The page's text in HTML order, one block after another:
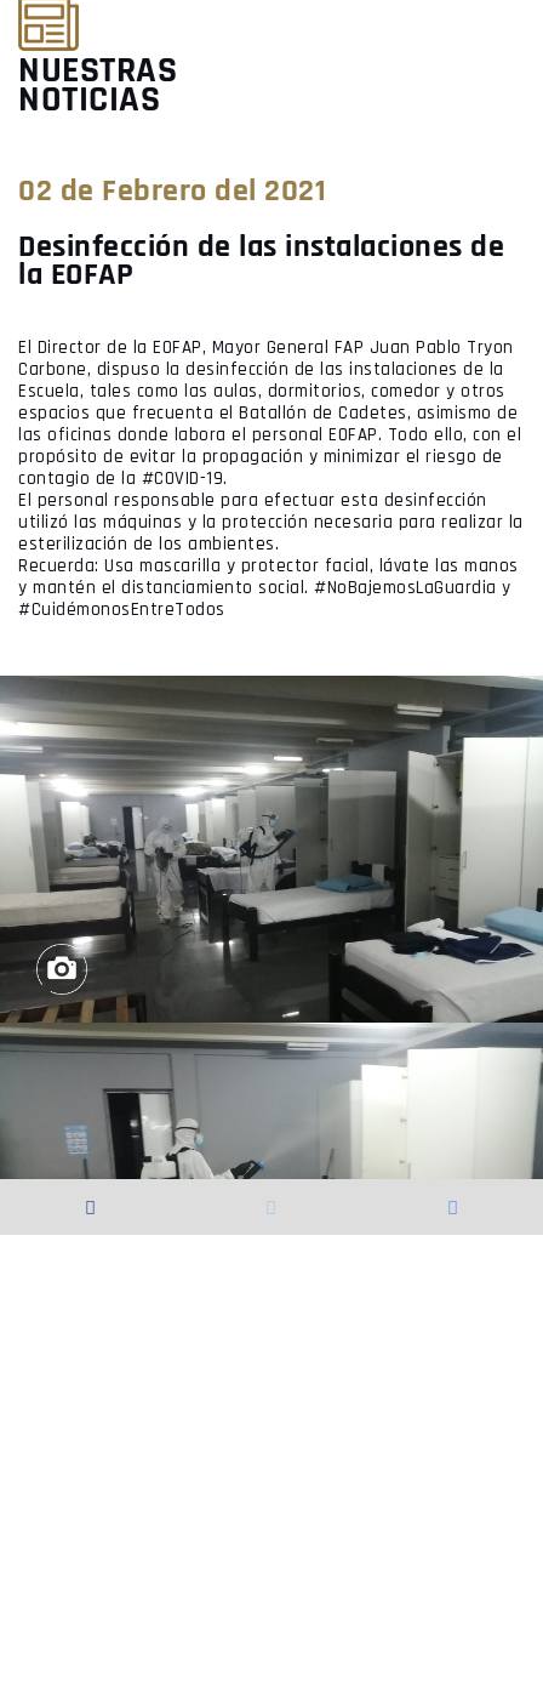
NUESTRAS
NOTICIAS
02 de Febrero del 2021
Desinfección de las instalaciones de
la EOFAP
El Director de la EOFAP, Mayor General FAP Juan Pablo Tryon
Carbone, dispuso la desinfección de las instalaciones de la
Escuela, tales como las aulas, dormitorios, comedor y otros
espacios que frecuenta el Batallón de Cadetes, asimismo de
las oficinas donde labora el personal EOFAP. Todo ello, con el
propósito de evitar la propagación y minimizar el riesgo de
contagio de la #COVID-19.
El personal responsable para efectuar esta desinfección
utilizó las máquinas y la protección necesaria para realizar la
esterilización de los ambientes.
Recuerda: Usa mascarilla y protector facial, lávate las manos
y mantén el distanciamiento social. #NoBajemosLaGuardia y
#CuidémonosEntreTodos